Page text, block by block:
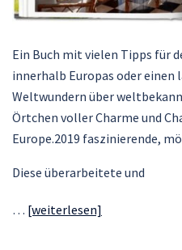
Ein Buch mit vielen Tipps für
innerhalb Europas oder
Weltwundern über
Örtchen voller Charme und
Europe.2019 faszinierende,
Diese überarbeitete und
… [weiterlesen]